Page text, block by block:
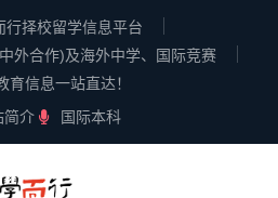
行择校留学信息平台
外合作)及海外中学、国际竞赛
育信息一站直达！
简介
国际本科